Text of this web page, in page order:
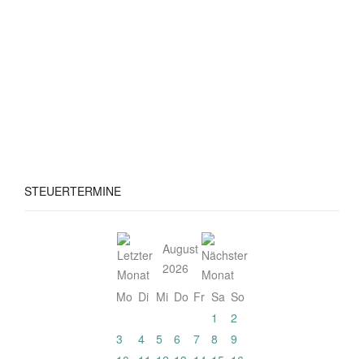
STEUERTERMINE
August
2026
Mo Di Mi Do Fr Sa So
1
2
3
4 5 6 7 8
9